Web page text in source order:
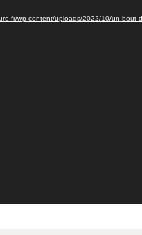
wp-content/uploads/2022/10/un-bout-